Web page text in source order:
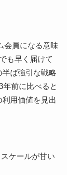
会員になる意味
も早く届けて
ば強引な戦略
前に比べると
用価値を見出
ケールが甘い